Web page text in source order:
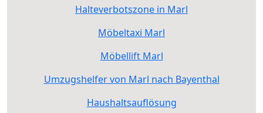
Halteverbotszone in Marl
Möbeltaxi Marl
Möbellift Marl
Umzugshelfer von Marl nach Bayenthal
Haushaltsauflösung